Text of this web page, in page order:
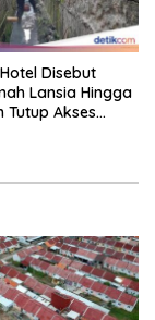
Disebut
Lansia Hingga
Tutup Akses